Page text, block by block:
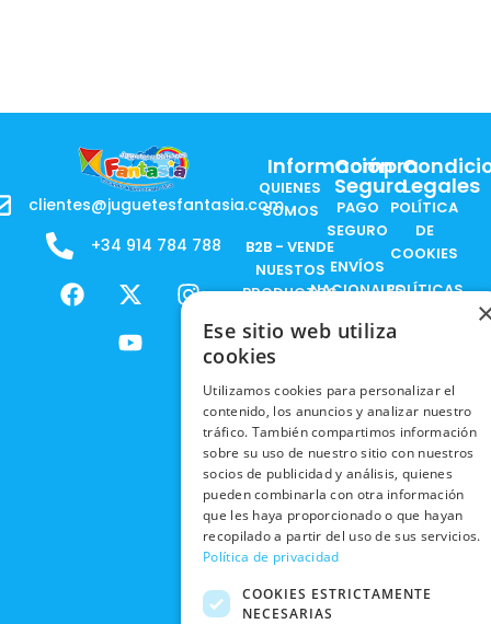
clientes@juguetesfantasia.com
+34 914 784 788
F
a
X
-
t
w
I
n
m
Y
o
u
t
Información
QUIENES
SOMOS
B2B - VENDE
NUESTOS
PRODUCTOS
RESPONSABILIDAD
SOCIAL
TRABAJA
CON
NOSOTROS
NUESTRAS
TIENDAS
BLACK
FRIDAY
CONTACTO
Compra
Segura
PAGO
SEGURO
ENVÍOS
NACIONALES
ENVÍOS
RECOGIDA
EN TIENDA
DEVOLUCIONES
Y CAMBIOS
CANCELAR
PEDIDO
Legales
POLÍTICA
DE
COOKIES
POLÍTICAS
PRIVACIDAD
POLÍTICA DE
PRIVACIDAD
CONDICIONES
DE COMPRA
Ese sitio web utiliza
cookies
Utilizamos cookies para personalizar el
contenido, los anuncios y analizar nuestro
tráfico. También compartimos información
sobre su uso de nuestro sitio con nuestros
socios de publicidad y análisis, quienes
pueden combinarla con otra información
que les haya proporcionado o que hayan
recopilado a partir del uso de sus servicios.
Política de privacidad
COOKIES ESTRICTAMENTE
NECESARIAS